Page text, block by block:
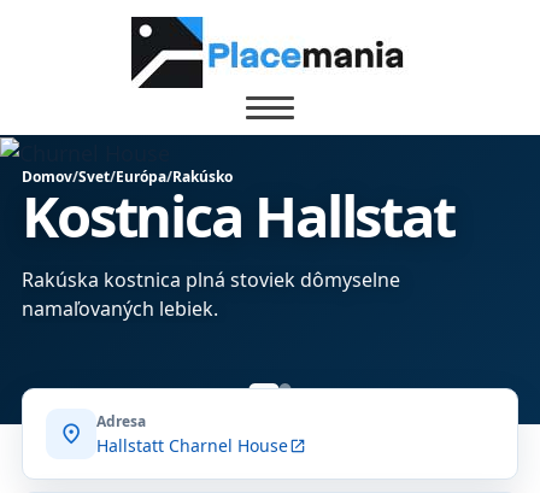
Domov/Svet/Európa/Rakúsko
Kostnica Hallstat
Rakúska kostnica plná stoviek dômyselne
namaľovaných lebiek.
location_on Adresa
Hallstatt Charnel Houseopen_in_new